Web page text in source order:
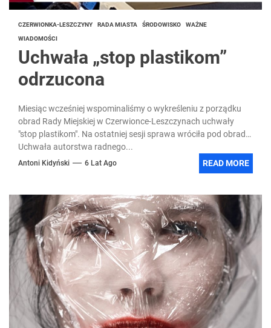
CZERWIONKA-LESZCZYNY RADA MIASTA ŚRODOWISKO WAŻNE
WIADOMOŚCI
Uchwała „stop plastikom”
odrzucona
Miesiąc wcześniej wspominaliśmy o wykreśleniu z porządku
obrad Rady Miejskiej w Czerwionce-Leszczynach uchwały
"stop plastikom". Na ostatniej sesji sprawa wróciła pod obrady.
Uchwała autorstwa radnego...
Antoni Kidyński 6 Lat Ago READ MORE